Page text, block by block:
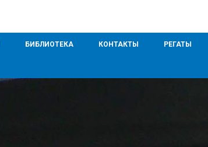
БИБЛИОТЕКА КОНТАКТЫ РЕГАТЫ